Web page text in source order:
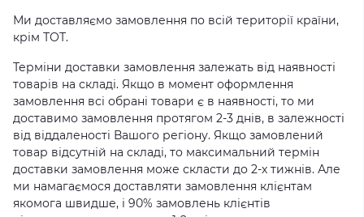
Ми доставляємо замовлення по всій території країни,
крім ТОТ.
Терміни доставки замовлення залежать від наявності
товарів на складі. Якщо в момент оформлення
замовлення всі обрані товари є в наявності, то ми
доставимо замовлення протягом 2-3 днів, в залежності
від віддаленості Вашого регіону. Якщо замовлений
товар відсутній на складі, то максимальний термін
доставки замовлення може скласти до 2-х тижнів. Але
ми намагаємося доставляти замовлення клієнтам
якомога швидше, і 90% замовлень клієнтів